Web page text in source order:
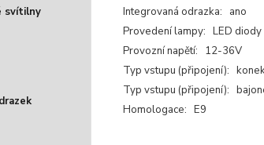
svítilny
Integrovaná odrazka: ano
Provedení lampy: LED diody
Provozní napětí: 12-36V
Typ vstupu (připojení):
Typ vstupu (připojení):
Homologace: E9